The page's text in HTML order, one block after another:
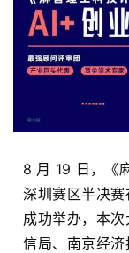
8 月 19 日，《
深圳赛区半决
成功举办，本
信局、南京经